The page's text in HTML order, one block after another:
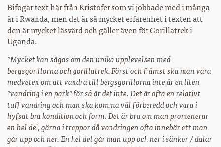
Bifogar text här från Kristofer som vi jobbade med i många
år i Rwanda, men det är så mycket erfarenhet i texten att
den är mycket läsvärd och gäller även för Gorillatrek i
Uganda.
”Mycket kan sägas om den unika upplevelsen med
bergsgorillorna och gorillatrek. Först och främst ska man vara
medveten om att vandra till bergsgorillorna inte är en liten
”vandring i en park” för så är det inte. Det är ofta en relativt
tuff vandring och man ska komma väl förberedd och vara i
hyfsat bra kondition och form. Det är bra om man promenerar
en hel del, gärna i trappor då vandringen ofta innebär att man
går upp och ner. En hel del går man upp och ner i sänkor / dalar